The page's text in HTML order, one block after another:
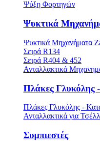
Ψύξη Φορτηγών
Ψυκτικά
Ψυκτικά Μηχανήματα
Σειρά R134
Σειρά R404 & 452
Ανταλλακτικά
Πλάκες Γλυκόλης
Πλάκες Γλυκόλης -
Ανταλλακτικά για
Συμπιεστές